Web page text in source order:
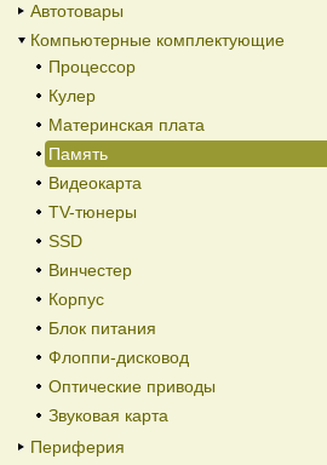
Автотовары
Компьютерные комплектующие
Процессор
Кулер
Материнская плата
Память
Видеокарта
TV-тюнеры
SSD
Винчестер
Корпус
Блок питания
Флоппи-дисковод
Оптические приводы
Звуковая карта
Периферия